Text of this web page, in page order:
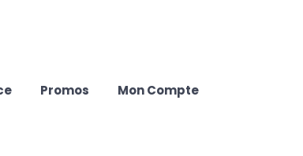
Promos Mon Compte